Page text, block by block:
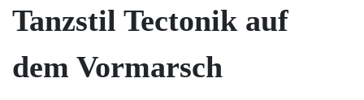
Tanzstil Tectonik auf
dem Vormarsch